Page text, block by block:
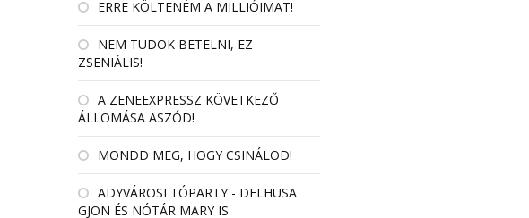
ERRE KÖLTENÉM A MILLIÓIMAT!
NEM TUDOK BETELNI, EZ
ZSENIÁLIS!
A ZENEEXPRESSZ KÖVETKEZŐ
ÁLLOMÁSA ASZÓD!
MONDD MEG, HOGY CSINÁLOD!
ADYVÁROSI TÓPARTY - DELHUSA
GJON ÉS NÓTÁR MARY IS